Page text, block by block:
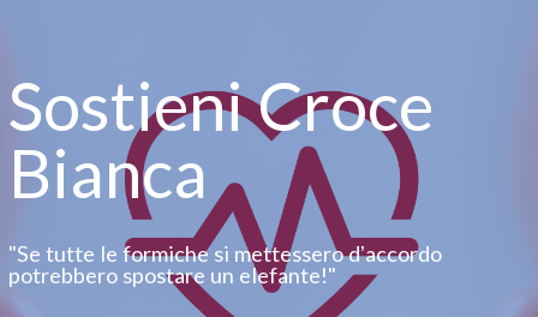
Sostieni Croce
Bianca
"Se tutte le formiche si mettessero dʼaccordo
potrebbero spostare un elefante!"